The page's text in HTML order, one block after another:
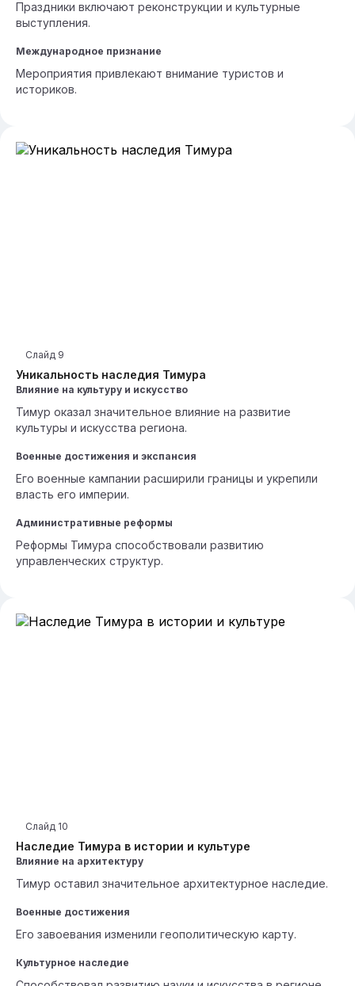
Праздники включают реконструкции и культурные
выступления.
Международное признание
Мероприятия привлекают внимание туристов и
историков.
Уникальность наследия Тимура
Слайд 9
Влияние на культуру и искусство
Тимур оказал значительное влияние на развитие
культуры и искусства региона.
Военные достижения и экспансия
Его военные кампании расширили границы и укрепили
власть его империи.
Административные реформы
Реформы Тимура способствовали развитию
управленческих структур.
Наследие Тимура в истории и культуре
Слайд 10
Влияние на архитектуру
Тимур оставил значительное архитектурное наследие.
Военные достижения
Его завоевания изменили геополитическую карту.
Культурное наследие